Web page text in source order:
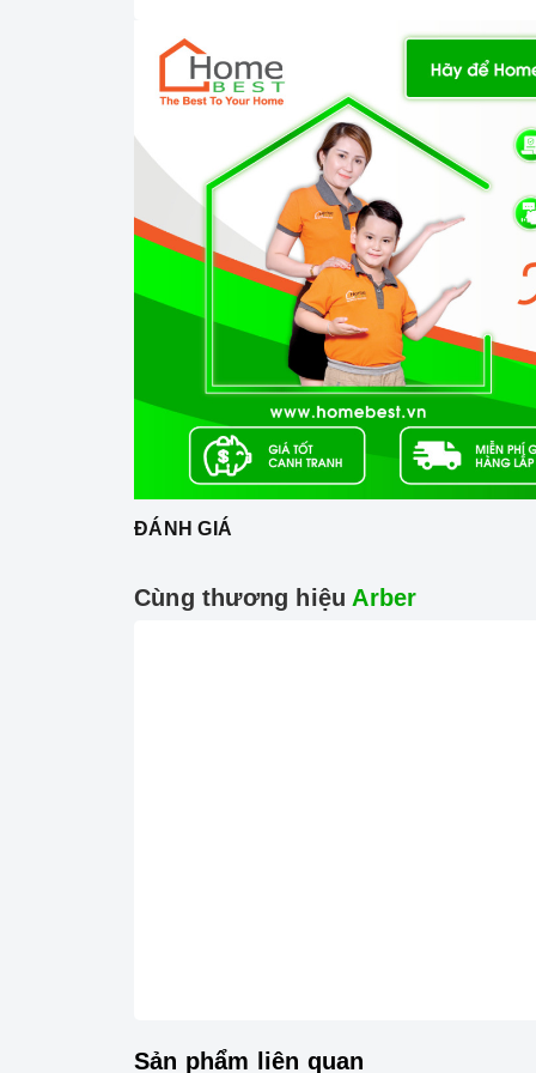
máy mới hết có 1 số điện của bạn.
MỘT SỐ HÌNH ẢNH LẮP ĐẶT THỰC TẾ
BEST TẠI NHÀ KHÁCH HÀNG:
ĐÁNH GIÁ
Cùng thương hiệu Arber
Sản phẩm liên quan